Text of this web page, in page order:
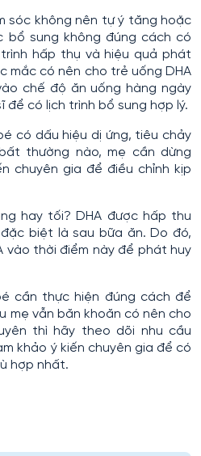
sóc không nên tự ý tăng hoặc
bổ sung không đúng cách có
hấp thụ và hiệu quả phát
mắc có nên cho trẻ uống DHA
chế độ ăn uống hàng ngày
để có lịch trình bổ sung hợp lý.
có dấu hiệu dị ứng, tiêu chảy
thường nào, mẹ cần dừng
chuyên gia để điều chỉnh kịp
hay tối? DHA được hấp thu
biệt là sau bữa ăn. Do đó,
vào thời điểm này để phát huy
cần thực hiện đúng cách để
mẹ vẫn băn khoăn có nên cho
thì hãy theo dõi nhu cầu
khảo ý kiến chuyên gia để có
hợp nhất.